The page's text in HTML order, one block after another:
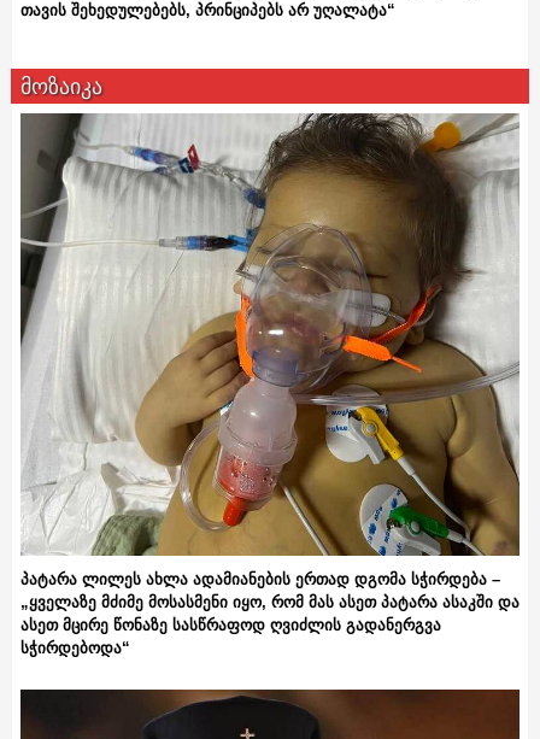
თავის შეხედულებებს, პრინციპებს არ უღალატა“
მოზაიკა
პატარა ლილეს ახლა ადამიანების ერთად დგომა სჭირდება –
„ყველაზე მძიმე მოსასმენი იყო, რომ მას ასეთ პატარა ასაკში და
ასეთ მცირე წონაზე სასწრაფოდ ღვიძლის გადანერგვა
სჭირდებოდა“